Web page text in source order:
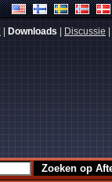
Downloads Discussie